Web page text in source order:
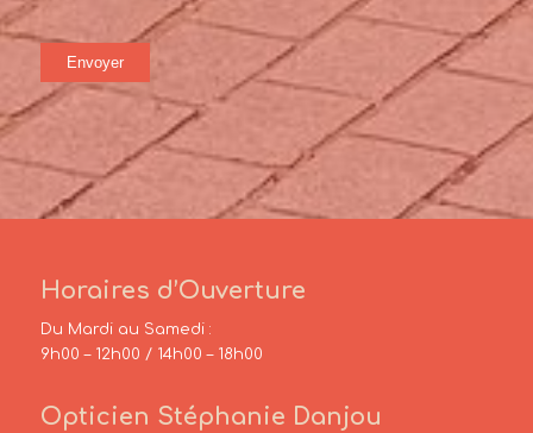
Horaires d’Ouverture
Du Mardi au Samedi :
9h00 – 12h00 / 14h00 – 18h00
Opticien Stéphanie Danjou